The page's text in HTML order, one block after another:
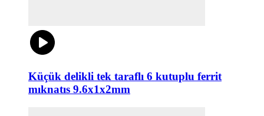
Küçük delikli tek taraflı 6 kutuplu ferrit
mıknatıs 9.6x1x2mm